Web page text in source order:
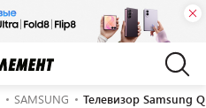
SAMSUNG Телевизор Samsung